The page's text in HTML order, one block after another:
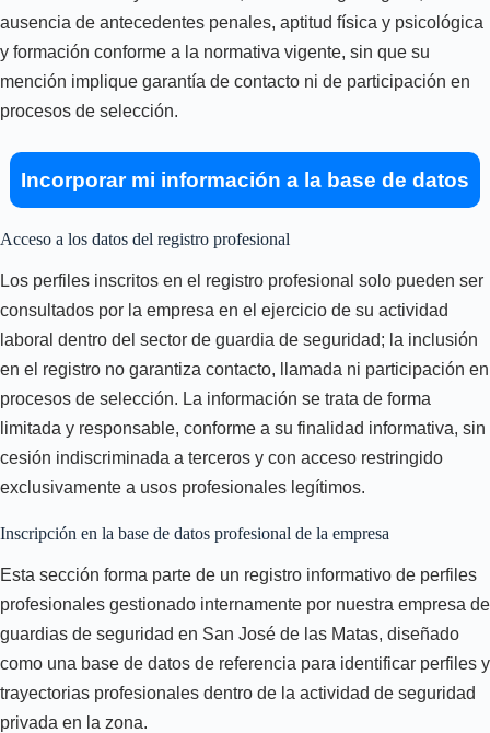
ausencia de antecedentes penales, aptitud física y psicológica
y formación conforme a la normativa vigente, sin que su
mención implique garantía de contacto ni de participación en
procesos de selección.
Incorporar mi información a la base de datos
Acceso a los datos del registro profesional
Los perfiles inscritos en el registro profesional solo pueden ser
consultados por la empresa en el ejercicio de su actividad
laboral dentro del sector de guardia de seguridad; la inclusión
en el registro no garantiza contacto, llamada ni participación en
procesos de selección. La información se trata de forma
limitada y responsable, conforme a su finalidad informativa, sin
cesión indiscriminada a terceros y con acceso restringido
exclusivamente a usos profesionales legítimos.
Inscripción en la base de datos profesional de la empresa
Esta sección forma parte de un registro informativo de perfiles
profesionales gestionado internamente por nuestra empresa de
guardias de seguridad en San José de las Matas, diseñado
como una base de datos de referencia para identificar perfiles y
trayectorias profesionales dentro de la actividad de seguridad
privada en la zona.